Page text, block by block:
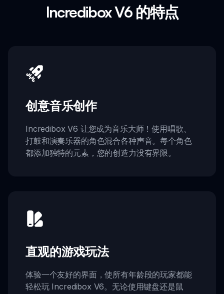
Incredibox V6 的特点
创意音乐创作
Incredibox V6 让您成为音乐大师！使用唱歌、
打鼓和演奏乐器的角色混合各种声音。每个角色
都添加独特的元素，您的创造力没有界限。
直观的游戏玩法
体验一个友好的界面，使所有年龄段的玩家都能
轻松玩 Incredibox V6。无论使用键盘还是鼠